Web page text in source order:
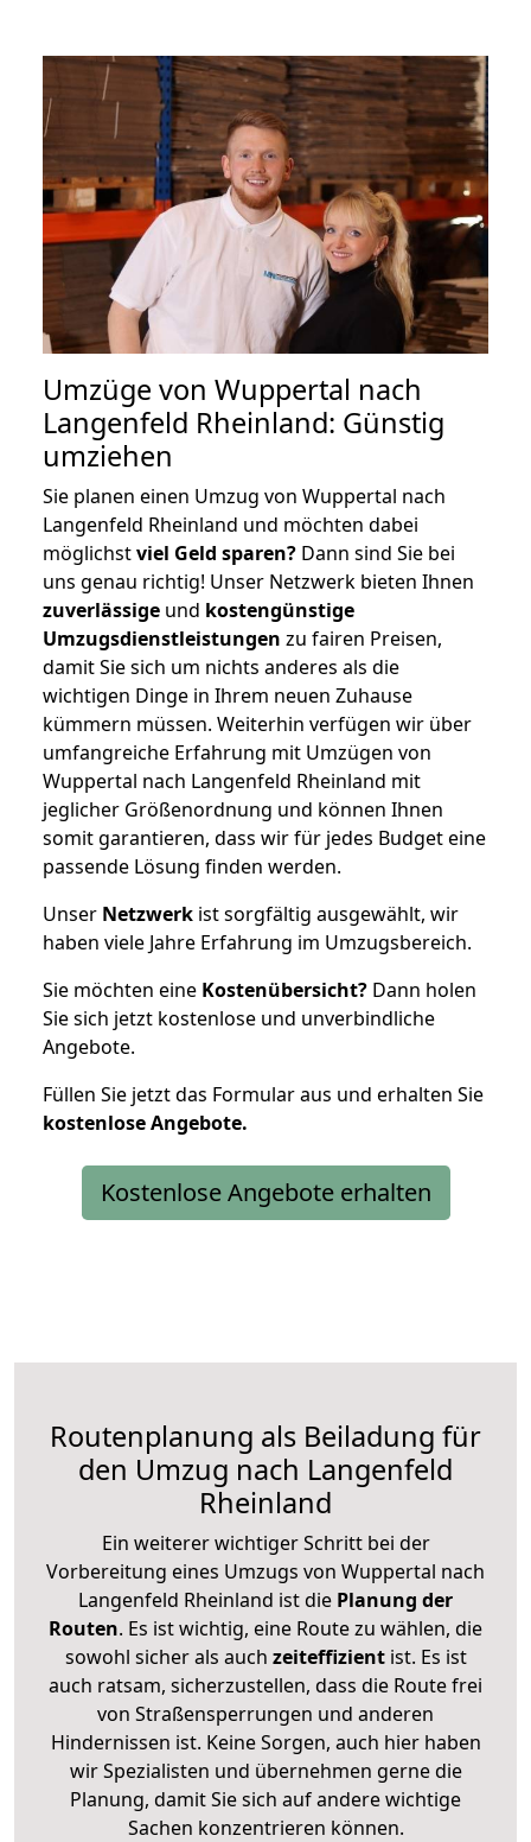
Umzüge von Wuppertal nach
Langenfeld Rheinland: Günstig
umziehen
Sie planen einen Umzug von Wuppertal nach
Langenfeld Rheinland und möchten dabei
möglichstviel Geld sparen? Dann sind Sie bei
uns genau richtig! Unser Netzwerk bieten Ihnen
zuverlässige und kostengünstige
Umzugsdienstleistungen zu fairen Preisen,
damit Sie sich um nichts anderes als die
wichtigen Dinge in Ihrem neuen Zuhause
kümmern müssen. Weiterhin verfügen wir über
umfangreiche Erfahrung mit Umzügen von
Wuppertal nach Langenfeld Rheinland mit
jeglicher Größenordnung und können Ihnen
somit garantieren, dass wir für jedes Budget eine
passende Lösung finden werden.
Unser Netzwerk ist sorgfältig ausgewählt, wir
haben viele Jahre Erfahrung im Umzugsbereich.
Sie möchten eine Kostenübersicht? Dann holen
Sie sich jetzt kostenlose und unverbindliche
Angebote.
Füllen Sie jetzt das Formular aus und erhalten Sie
kostenloseAngebote.
Kostenlose Angebote erhalten
Routenplanung als Beiladung für
den Umzug nach Langenfeld
Rheinland
Ein weiterer wichtiger Schritt bei der
Vorbereitung eines Umzugs von Wuppertal nach
Langenfeld Rheinland ist die Planung der
Routen. Es ist wichtig, eine Route zu wählen, die
sowohl sicher als auch zeiteffizientist. Es ist
auch ratsam, sicherzustellen, dass die Route frei
von Straßensperrungen und anderen
Hindernissen ist. Keine Sorgen, auch hier haben
wir Spezialisten und übernehmen gerne die
Planung, damit Sie sich auf andere wichtige
Sachen konzentrieren können.